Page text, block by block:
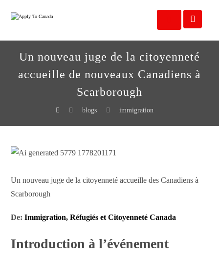
Un nouveau juge de la citoyenneté
accueille de nouveaux Canadiens à
Scarborough
blogs immigration
Un nouveau juge de la citoyenneté accueille des Canadiens à
Scarborough
De:Immigration, Réfugiés et Citoyenneté Canada
Introduction à l’événement